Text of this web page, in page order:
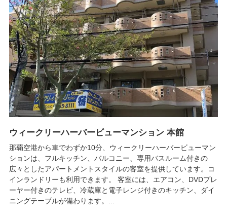
ウィークリーハーバービューマンション 本館
那覇空港から車でわずか10分、ウィークリーハーバービューマン
ションは、フルキッチン、バルコニー、専用バスルーム付きの
広々としたアパートメントスタイルの客室を提供しています。コ
インランドリーも利用できます。 客室には、エアコン、DVDプレ
ーヤー付きのテレビ、冷蔵庫と電子レンジ付きのキッチン、ダイ
ニングテーブルが備わります。...